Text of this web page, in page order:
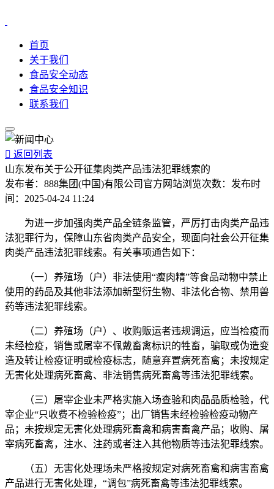
首页
关于我们
食品安全动态
食品安全知识
联系我们
 返回列表
山东发布关于公开征集肉类产品违法犯罪线索的
发布者： 888集团(中国)有限公司官方网站浏览次数： 发布时
间： 2025-04-24 11:24
为进一步加强肉类产品全链条监管，严厉打击肉类产品违
法犯罪行为，保障山东省肉类产品安全，现面向社会公开征集
肉类产品违法犯罪线索。有关事项通告如下：
（一）养殖场（户）非法使用“瘦肉精”等食品动物中禁止
使用的药品及其他非法添加新型衍生物、非法化合物、禁用兽
药等违法犯罪线索。
（二）养殖场（户）、收购贩运者违规调运，应当检疫而
未经检疫，销售或屠宰不佩戴畜禽标识的牲畜，骗取或伪造变
造及转让检疫证明或检疫标志，随意弃置病死畜禽；未按规定
无害化处理病死畜禽、非法销售病死畜禽等违法犯罪线索。
（三）屠宰企业未严格实施入场查验和肉品品质检验，代
宰企业“只收费不检验检疫”；出厂销售未经检验检疫动物产
品；未按规定无害化处理病死畜禽和病害畜禽产品；收购、屠
宰病死畜禽，注水、注药或者注入其他物质等违法犯罪线索。
（五）无害化处理场未严格按规定对病死畜禽和病害畜禽
产品进行无害化处理，“调包”病死畜禽等违法犯罪线索。